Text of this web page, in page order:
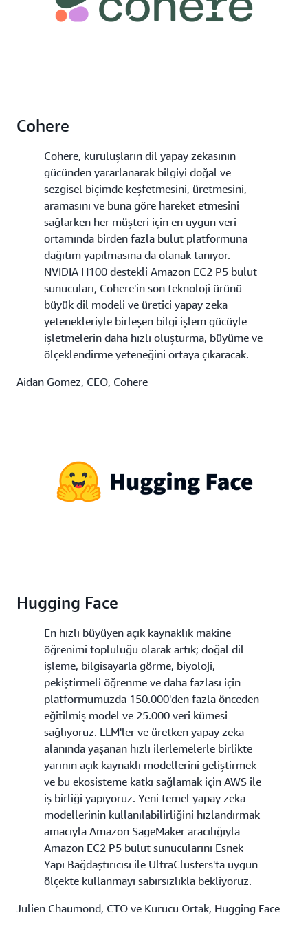
Cohere
Cohere, kuruluşların dil yapay zekasının
gücünden yararlanarak bilgiyi doğal ve
sezgisel biçimde keşfetmesini, üretmesini,
aramasını ve buna göre hareket etmesini
sağlarken her müşteri için en uygun veri
ortamında birden fazla bulut platformuna
dağıtım yapılmasına da olanak tanıyor.
NVIDIA H100 destekli Amazon EC2 P5 bulut
sunucuları, Cohere'in son teknoloji ürünü
büyük dil modeli ve üretici yapay zeka
yetenekleriyle birleşen bilgi işlem gücüyle
işletmelerin daha hızlı oluşturma, büyüme ve
ölçeklendirme yeteneğini ortaya çıkaracak.
Aidan Gomez, CEO, Cohere
Hugging Face
En hızlı büyüyen açık kaynaklık makine
öğrenimi topluluğu olarak artık; doğal dil
işleme, bilgisayarla görme, biyoloji,
pekiştirmeli öğrenme ve daha fazlası için
platformumuzda 150.000'den fazla önceden
eğitilmiş model ve 25.000 veri kümesi
sağlıyoruz. LLM'ler ve üretken yapay zeka
alanında yaşanan hızlı ilerlemelerle birlikte
yarının açık kaynaklı modellerini geliştirmek
ve bu ekosisteme katkı sağlamak için AWS ile
iş birliği yapıyoruz. Yeni temel yapay zeka
modellerinin kullanılabilirliğini hızlandırmak
amacıyla Amazon SageMaker aracılığıyla
Amazon EC2 P5 bulut sunucularını Esnek
Yapı Bağdaştırıcısı ile UltraClusters'ta uygun
ölçekte kullanmayı sabırsızlıkla bekliyoruz.
Julien Chaumond, CTO ve Kurucu Ortak, Hugging Face